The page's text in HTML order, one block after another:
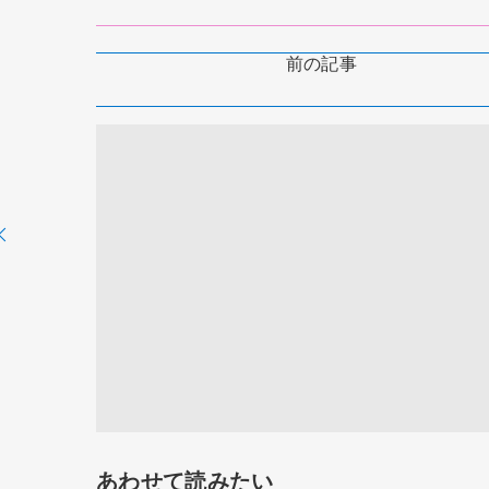
前の記事
あわせて読みたい